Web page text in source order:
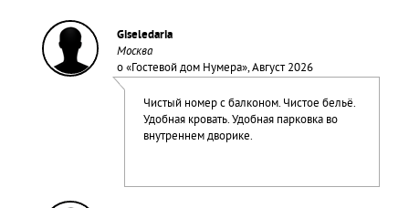
Giseledaria
Москва
о «Гостевой дом Нумера», Август 2026
Чистый номер с балконом. Чистое бельё.
Удобная кровать. Удобная парковка во
внутреннем дворике.